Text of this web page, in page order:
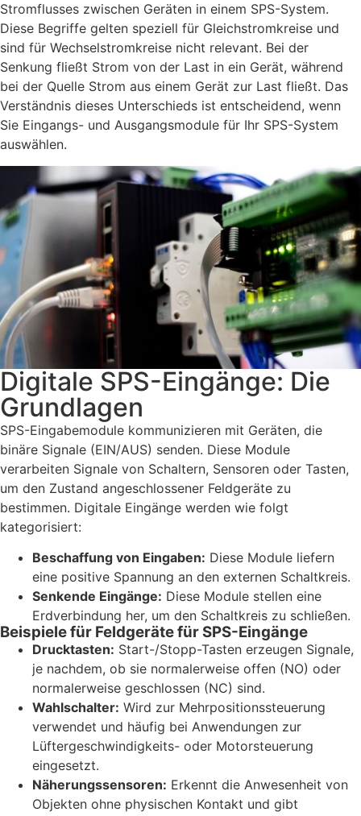
Stromflusses zwischen Geräten in einem SPS-System.
Diese Begriffe gelten speziell für Gleichstromkreise und
sind für Wechselstromkreise nicht relevant. Bei der
Senkung fließt Strom von der Last in ein Gerät, während
bei der Quelle Strom aus einem Gerät zur Last fließt. Das
Verständnis dieses Unterschieds ist entscheidend, wenn
Sie Eingangs- und Ausgangsmodule für Ihr SPS-System
auswählen.
Digitale SPS-Eingänge: Die
Grundlagen
SPS-Eingabemodule kommunizieren mit Geräten, die
binäre Signale (EIN/AUS) senden. Diese Module
verarbeiten Signale von Schaltern, Sensoren oder Tasten,
um den Zustand angeschlossener Feldgeräte zu
bestimmen. Digitale Eingänge werden wie folgt
kategorisiert:
Beschaffung von Eingaben: Diese Module liefern
eine positive Spannung an den externen Schaltkreis.
Senkende Eingänge: Diese Module stellen eine
Erdverbindung her, um den Schaltkreis zu schließen.
Beispiele für Feldgeräte für SPS-Eingänge
Drucktasten: Start-/Stopp-Tasten erzeugen Signale,
je nachdem, ob sie normalerweise offen (NO) oder
normalerweise geschlossen (NC) sind.
Wahlschalter: Wird zur Mehrpositionssteuerung
verwendet und häufig bei Anwendungen zur
Lüftergeschwindigkeits- oder Motorsteuerung
eingesetzt.
Näherungssensoren: Erkennt die Anwesenheit von
Objekten ohne physischen Kontakt und gibt